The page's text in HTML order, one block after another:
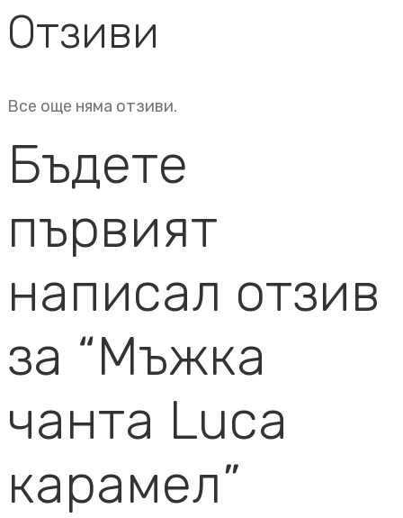
Отзиви
Все още няма отзиви.
Бъдете
първият
написал отзив
за “Мъжка
чанта Luca
карамел”